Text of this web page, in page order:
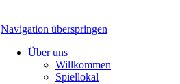
Navigation überspringen
Über uns
Willkommen
Spiellokal